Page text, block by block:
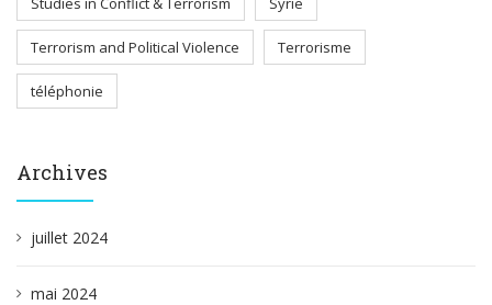
Terrorism and Political Violence Terrorisme
téléphonie
Archives
juillet 2024
mai 2024